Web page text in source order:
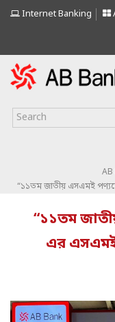
Internet Banking
AB
“১১তম জাতীয় এসএমই
“১১তম
এর এসএমই